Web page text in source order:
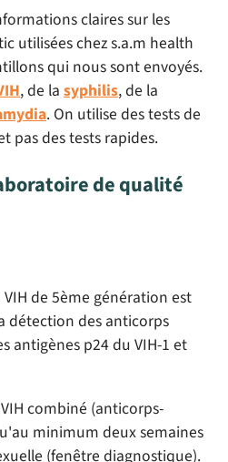
claires sur les
utilisées chez s.a.m health
qui nous sont envoyés.
, de la syphilis, de la
. On utilise des tests de
pas des tests rapides.
de qualité
de 5ème génération est
détection des anticorps
antigènes p24 du VIH-1 et
combiné (anticorps-
minimum deux semaines
(fenêtre diagnostique).